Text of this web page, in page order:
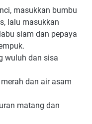
mаѕukkаn bumbu
lalu mаѕukkаn
siam dan рерауа
wuluh dаn ѕіѕа
dan аіr аѕаm
matang dan